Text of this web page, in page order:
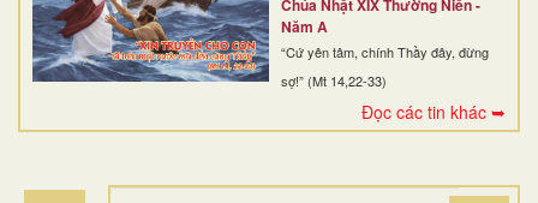
Năm A
“Cứ yên tâm, chính Thầy đây, đừng
sợ!” (Mt 14,22-33)
Đọc các tin khác ➥
ĐOÀN THỂ CG